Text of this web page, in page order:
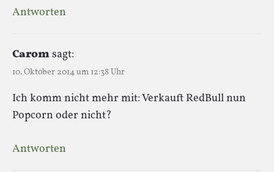
Antworten
Caromsagt:
10. Oktober 2014 um 12:38 Uhr
Ich komm nicht mehr mit: Verkauft RedBull nun
Popcorn oder nicht?
Antworten